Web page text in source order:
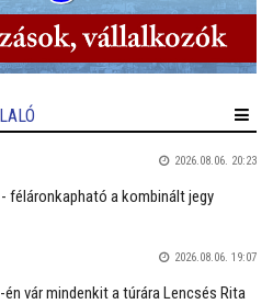
2026.08.06. 20:23
féláronkapható a kombinált jegy
2026.08.06. 19:07
vár mindenkit a túrára Lencsés Rita